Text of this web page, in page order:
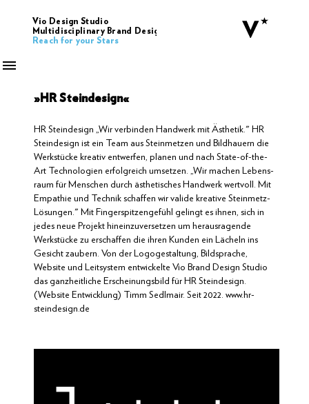
Vio Design Studio
Multidisciplinary Brand Design
Reach for your Stars
»HR Steindesign«
HR Steindesign „Wir verbinden Handwerk mit Ästhetik." HR
Steindesign ist ein Team aus Steinmetzen und Bildhauern die
Werkstücke kreativ entwerfen, planen und nach State-of-the-
Art Technologien erfolgreich umsetzen. „Wir machen Lebens­
raum für Menschen durch ästhe­tisches Hand­werk wert­voll. Mit
Empathie und Technik schaffen wir valide kreative Stein­metz-
Lösun­gen." Mit Fingerspitzengefühl gelingt es ihnen, sich in
jedes neue Projekt hineinzuversetzen um herausragende
Werkstücke zu erschaffen die ihren Kunden ein Lächeln ins
Gesicht zaubern.Von der Logogestaltung, Bildsprache,
Website und Leitsystem entwickelte Vio Brand Design Studio
das ganzheitliche Erscheinungsbild für HR Steindesign.
(Website Entwicklung) Timm Sedlmair. Seit 2022. www.hr-
steindesign.de